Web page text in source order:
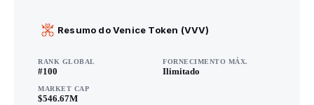
Resumo do Venice Token (VVV)
RANK GLOBAL
#100
FORNECIMENTO MÁX.
Ilimitado
MARKET CAP
$546.67M